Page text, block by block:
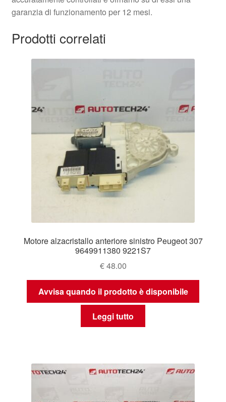
garanzia di funzionamento per 12 mesi.
Prodotti correlati
Motore alzacristallo anteriore sinistro Peugeot 307
9649911380 9221S7
€48.00
Avvisa quando il prodotto è disponibile
Leggi tutto